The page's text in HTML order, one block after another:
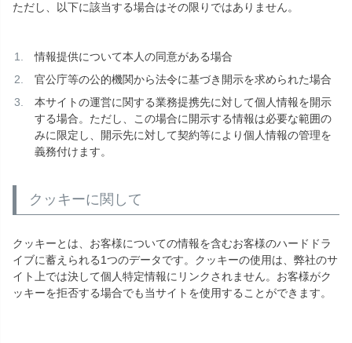
ただし、以下に該当する場合はその限りではありません。
情報提供について本人の同意がある場合
官公庁等の公的機関から法令に基づき開示を求められた場合
本サイトの運営に関する業務提携先に対して個人情報を開示
する場合。ただし、この場合に開示する情報は必要な範囲の
みに限定し、開示先に対して契約等により個人情報の管理を
義務付けます。
クッキーに関して
クッキーとは、お客様についての情報を含むお客様のハードドラ
イブに蓄えられる1つのデータです。クッキーの使用は、弊社のサ
イト上では決して個人特定情報にリンクされません。お客様がク
ッキーを拒否する場合でも当サイトを使用することができます。